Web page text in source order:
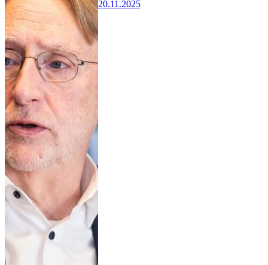
20.11.2025